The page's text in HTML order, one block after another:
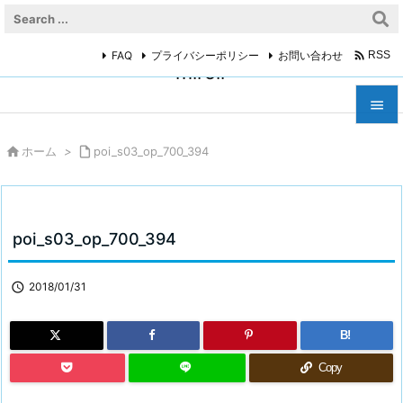
miroir



FAQ プライバシーポリシー お問い合わせ  RSS
 ホーム >  poi_s03_op_700_394
poi_s03_op_700_394
 2018/01/31
B!
Copy